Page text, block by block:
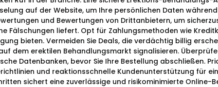
auf der Website, um Ihre persönlichen Daten
und Bewertungen von Drittanbietern, um
Fälschungen liefert. Opt für Zahlungsmethoden wie
bieten. Vermeiden Sie Deals, die verdächtig billig
dem erektilen Behandlungsmarkt signalisieren.
Datenbanken, bevor Sie Ihre Bestellung abschließen.
und reaktionsschnelle Kundenunterstützung für
sichert eine zuverlässige und risikominimierte Online-